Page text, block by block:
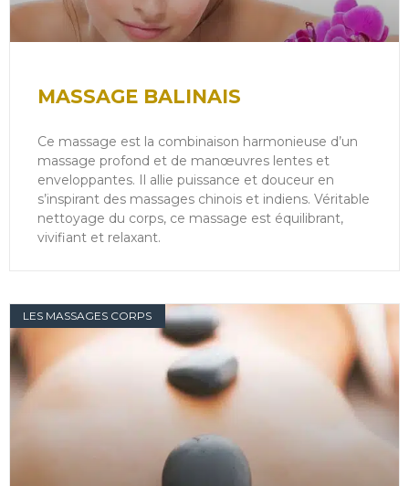
MASSAGE BALINAIS
Ce massage est la combinaison harmonieuse d’un
massage profond et de manœuvres lentes et
enveloppantes. Il allie puissance et douceur en
s’inspirant des massages chinois et indiens. Véritable
nettoyage du corps, ce massage est équilibrant,
vivifiant et relaxant.
LES MASSAGES CORPS